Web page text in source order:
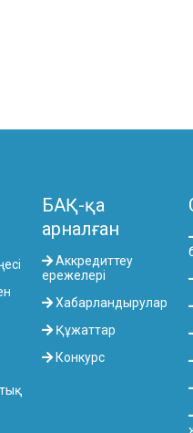
БАҚ-қа
арналған
Аккредиттеу
ережелері
Хабарландырулар
Құжаттар
Конкурс